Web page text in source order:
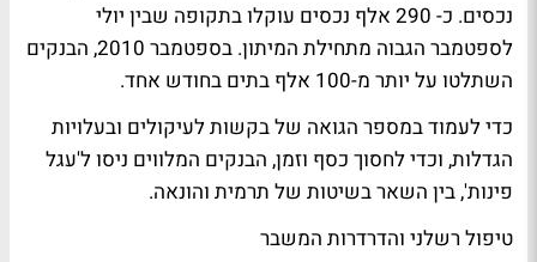
נכסים. כ- 290 אלף נכסים עוקלו בתקופה שבין יולי
לספטמבר הגבוה מתחילת המיתון. בספטמבר 2010, הבנקים
השתלטו על יותר מ-100 אלף בתים בחודש אחד.
כדי לעמוד במספר הגואה של בקשות לעיקולים ובעלויות
הגדלות, וכדי לחסוך כסף וזמן, הבנקים המלווים ניסו ל'עגל
פינות', בין השאר בשיטות של תרמית והונאה.
טיפול רשלני והדרדרות המשבר